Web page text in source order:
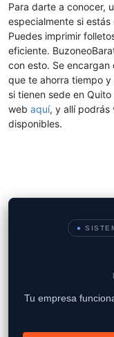
Para darte a conocer,
especialmente si
Puedes imprimir
eficiente.
con esto. Se
que te ahorra tiempo
si tienen sede en
web aquí, y allí podrás
disponibles.
●
Tu empresa